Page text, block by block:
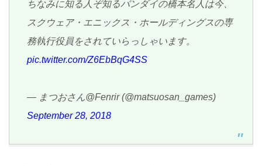
ちなみに知る人ぞ知るバンダイの橋本名人は今、
スクウェア・エニックス・ホールディングスの専
務執行役員をされていらっしゃいます。
pic.twitter.com/Z6EbBqG4SS
— まつおさん@Fenrir (@matsuosan_games)
September 28, 2018